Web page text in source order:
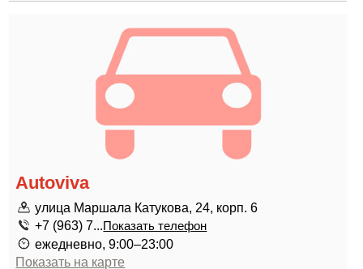
Autoviva
улица Маршала Катукова, 24, корп. 6
+7 (963) 7...Показать телефон
ежедневно, 9:00–23:00
Показать на карте